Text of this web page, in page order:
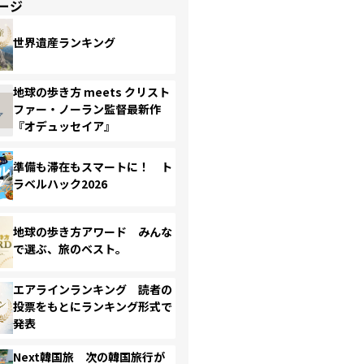
ジ
世界遺産ランキング
地球の歩き方 meets クリスト
ファー・ノーラン監督最新作
『オデュッセイア』
準備も滞在もスマートに！ ト
ラベルハック2026
地球の歩き方アワード みんな
で選ぶ、旅のベスト。
エアラインランキング 読者の
投票をもとにランキング形式で
発表
Next韓国旅 次の韓国旅行が